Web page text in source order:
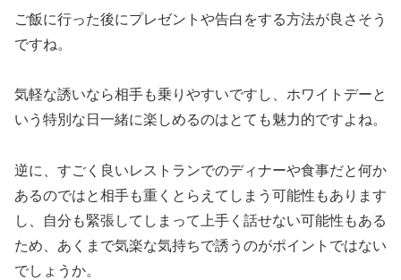
ご飯に行った後にプレゼントや告白をする方法が良さそう
ですね。
気軽な誘いなら相手も乗りやすいですし、ホワイトデーと
いう特別な日一緒に楽しめるのはとても魅力的ですよね。
逆に、すごく良いレストランでのディナーや食事だと何か
あるのではと相手も重くとらえてしまう可能性もあります
し、自分も緊張してしまって上手く話せない可能性もある
ため、あくまで気楽な気持ちで誘うのがポイントではない
でしょうか。